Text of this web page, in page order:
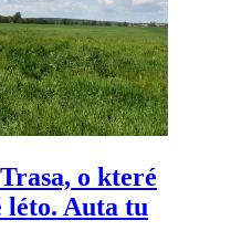
o které
léto. Auta tu